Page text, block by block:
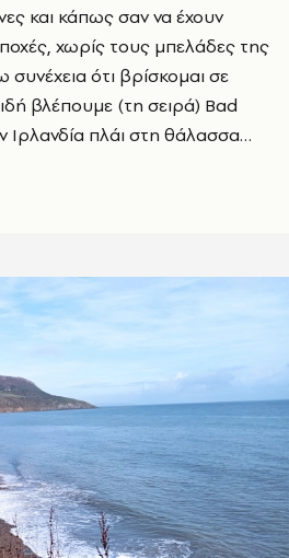
και κάπως σαν να έχουν
χωρίς τους μπελάδες της
ότι βρίσκομαι σε
βλέπουμε (τη σειρά) Bad
Ιρλανδία πλάι στη θάλασσα…